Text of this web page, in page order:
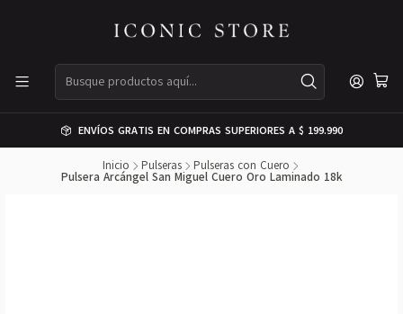
ENVÍOS GRATIS EN COMPRAS SUPERIORES A $ 199.990
Inicio Pulseras Pulseras con Cuero
Pulsera Arcángel San Miguel Cuero Oro Laminado 18k